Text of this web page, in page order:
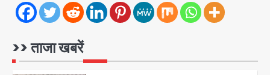
>> ताजा खबरें
1
Minor daughter abuse case in